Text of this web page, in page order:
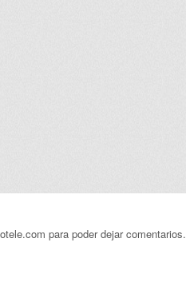
para poder dejar comentarios.